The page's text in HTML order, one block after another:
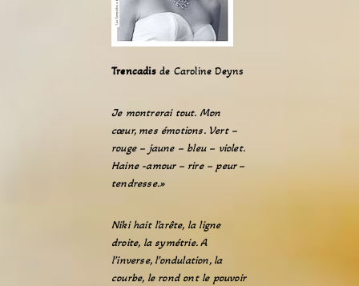
Trencadisde Caroline Deyns
Je montrerai tout. Mon
cœur, mes émotions. Vert –
rouge – jaune – bleu – violet.
Haine -amour – rire – peur –
tendresse.»
Niki hait l’arête, la ligne
droite, la symétrie. A
l’inverse, l’ondulation, la
courbe, le rond ont le pouvoir